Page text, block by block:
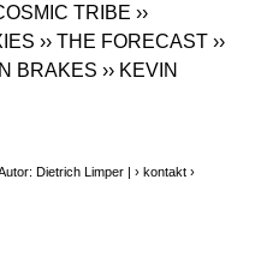
TRIBE ››
›› THE FORECAST ››
BRAKES ›› KEVIN
Dietrich Limper |› kontakt ›